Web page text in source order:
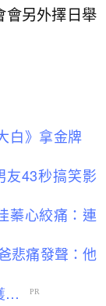
會另外擇日舉
白》拿金牌
友43秒搞笑影
蓁心絞痛：連
悲痛發聲：他